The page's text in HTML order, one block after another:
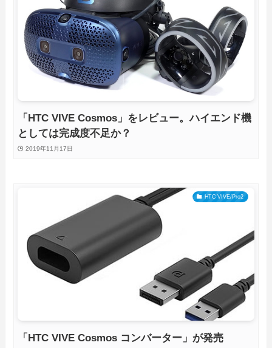
「HTC VIVE Cosmos」をレビュー。ハイエンド機
としては完成度不足か？
2019年11月17日
HTC VIVE/Pro2
「HTC VIVE Cosmos コンバーター」が発売